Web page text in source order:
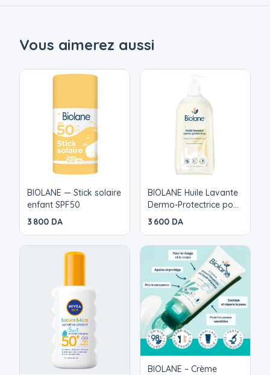
respectueuse des océans
Vous aimerez aussi
BIOLANE — Stick solaire
enfant SPF50
3 800 DA
BIOLANE Huile Lavante
Dermo-Protectrice pour
Peaux Sèches et
3 600 DA
BIOLANE – Crème